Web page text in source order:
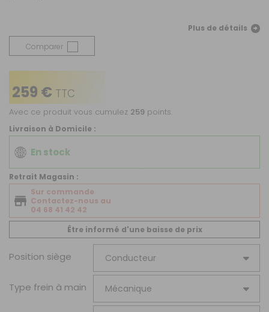
Plus de détails
Comparer
259 € TTC
Avec ce produit vous cumulez 259 points.
Livraison à Domicile :
En stock
Retrait Magasin :
Sur commande
Contactez-nous au
04 68 41 42 42
Être informé d'une baisse de prix
Position siège
Type frein à main